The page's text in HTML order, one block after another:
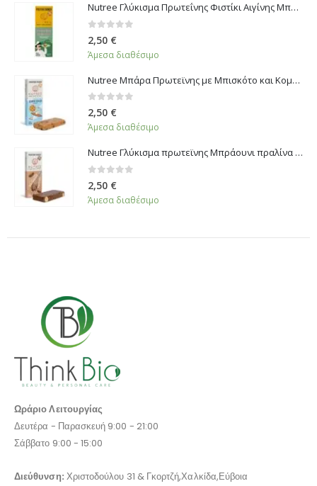
Nutree Γλύκισμα Πρωτεΐνης Φιστίκι Αιγίνης Μπακλαβάς 60g
2,50 €
Άμεσα διαθέσιμο
Nutree Μπάρα Πρωτεϊνης με Μπισκότο και Κομμάτια Σοκολάτας 60gr
0 από 5
2,50 €
Άμεσα διαθέσιμο
Nutree Γλύκισμα πρωτεϊνης Μπράουνι πραλίνα 60g
2,50 €
Άμεσα διαθέσιμο
Ωράριο Λειτουργίας
Δευτέρα - Παρασκευή 9:00 - 21:00
Σάββατο 9:00 - 15:00
Διεύθυνση: Χριστοδούλου 31 & Γκορτζή,Χαλκίδα,Εύβοια